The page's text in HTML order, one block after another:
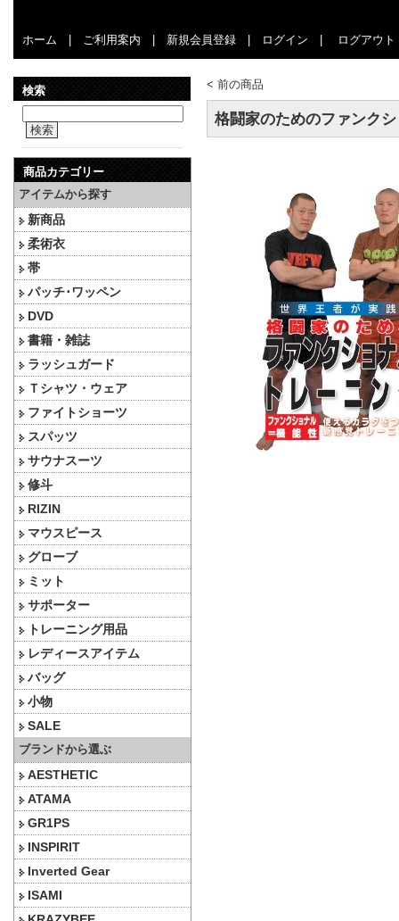
ホーム ご利用案内 新規会員登録 ログイン ログアウト
検索
検索
商品カテゴリー
アイテムから探す
新商品
柔術衣
帯
パッチ･ワッペン
DVD
書籍・雑誌
ラッシュガード
Ｔシャツ・ウェア
ファイトショーツ
スパッツ
サウナスーツ
修斗
RIZIN
マウスピース
グローブ
ミット
サポーター
トレーニング用品
レディースアイテム
バッグ
小物
SALE
ブランドから選ぶ
AESTHETIC
ATAMA
GR1PS
INSPIRIT
Inverted Gear
ISAMI
< 前の商品
格闘家のためのファンク